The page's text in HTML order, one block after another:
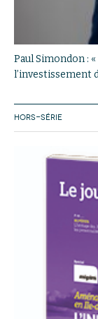
Paul Simondon :
l’investissement
HORS-SÉRIE